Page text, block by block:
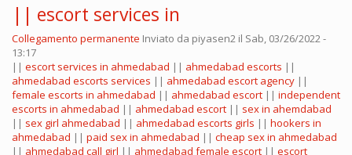
|| escort services in
Collegamento permanente Inviato da piyasen2 il Sab, 03/26/2022 -
13:17
|| escort services in ahmedabad || ahmedabad escorts ||
ahmedabad escorts services || ahmedabad escort agency ||
female escorts in ahmedabad || ahmedabad escort || independent
escorts in ahmedabad || ahmedabad escort || sex in ahemdabad
|| sex girl ahmedabad || ahmedabad escorts girls || hookers in
ahmedabad || paid sex in ahmedabad || cheap sex in ahmedabad
|| ahmedabad call girl || ahmedabad female escort || escort